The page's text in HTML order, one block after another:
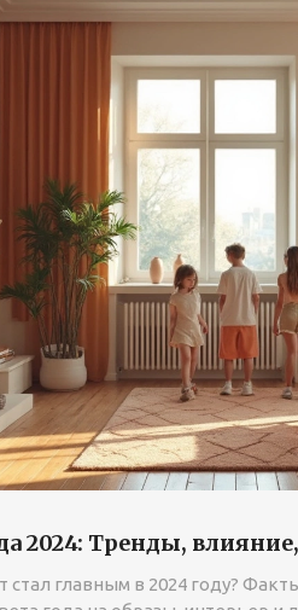
2024: Тренды,
стал главным в 2024 году?